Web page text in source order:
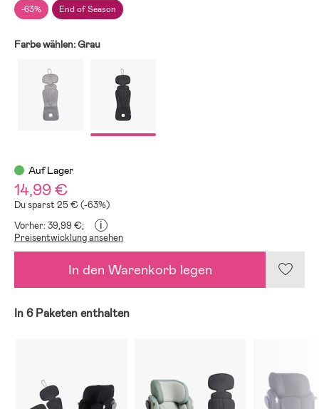
-63% End of Season
Farbe wählen:Grau
Auf Lager
14,99 €
Du sparst 25 € (-63%)
Vorher: 39,99 €;
i
Preisentwicklung ansehen
In den Warenkorb legen
In 6 Paketen enthalten